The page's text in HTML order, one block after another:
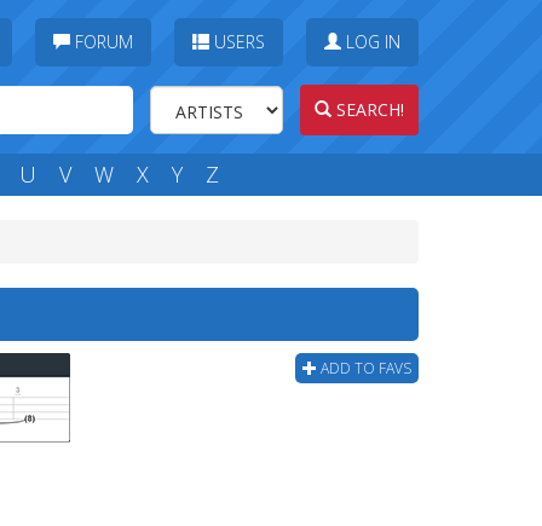
FORUM USERS LOG IN
SEARCH!
U V W X Y Z
ADD TO FAVS